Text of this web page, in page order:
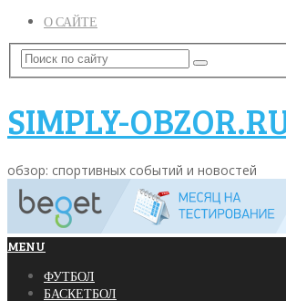
О САЙТЕ
SIMPLY-
обзор: спортивных событий и новостей
MENU
ФУТБОЛ
БАСКЕТБОЛ